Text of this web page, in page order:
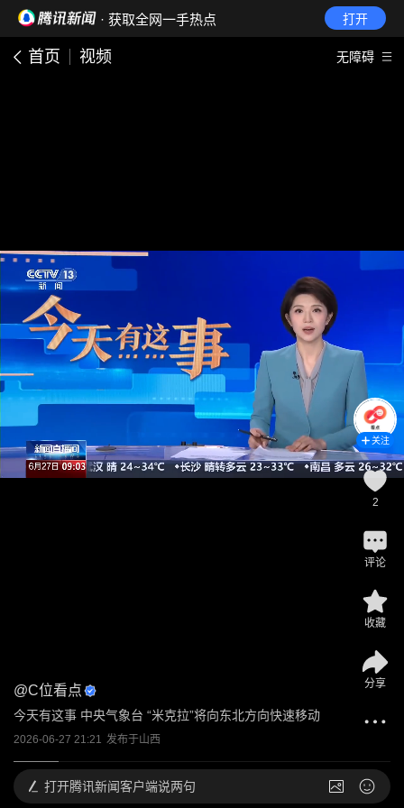
· 获取全网一手热点 打开
首页 视频 无障碍
@C位看点
今天有这事 中央气象台 “米克拉”将向东北方向快速移动
2026-06-27 21:21 发布于山西
关注
2
评论
收藏
分享
打开腾讯新闻客户端说两句